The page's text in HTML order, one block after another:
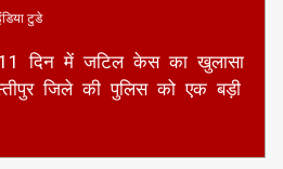
टुडे
दिन में जटिल केस का खुलासा
जिले की पुलिस को एक बड़ी